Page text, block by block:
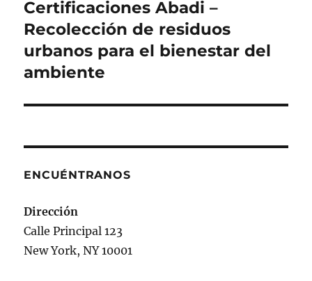
Siguiente
entrada:
Certificaciones Abadi –
Recolección de residuos
urbanos para el bienestar del
ambiente
ENCUÉNTRANOS
Dirección
Calle Principal 123
New York, NY 10001